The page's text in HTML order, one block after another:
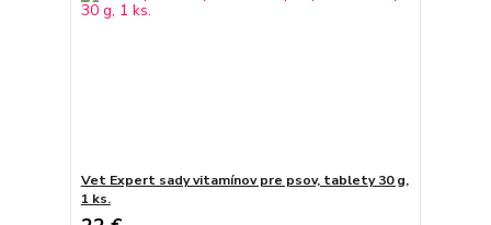
Vet Expert sady vitamínov pre psov, tablety 30 g,
1 ks.